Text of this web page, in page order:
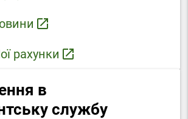
launch
рахунки launch
в
службу